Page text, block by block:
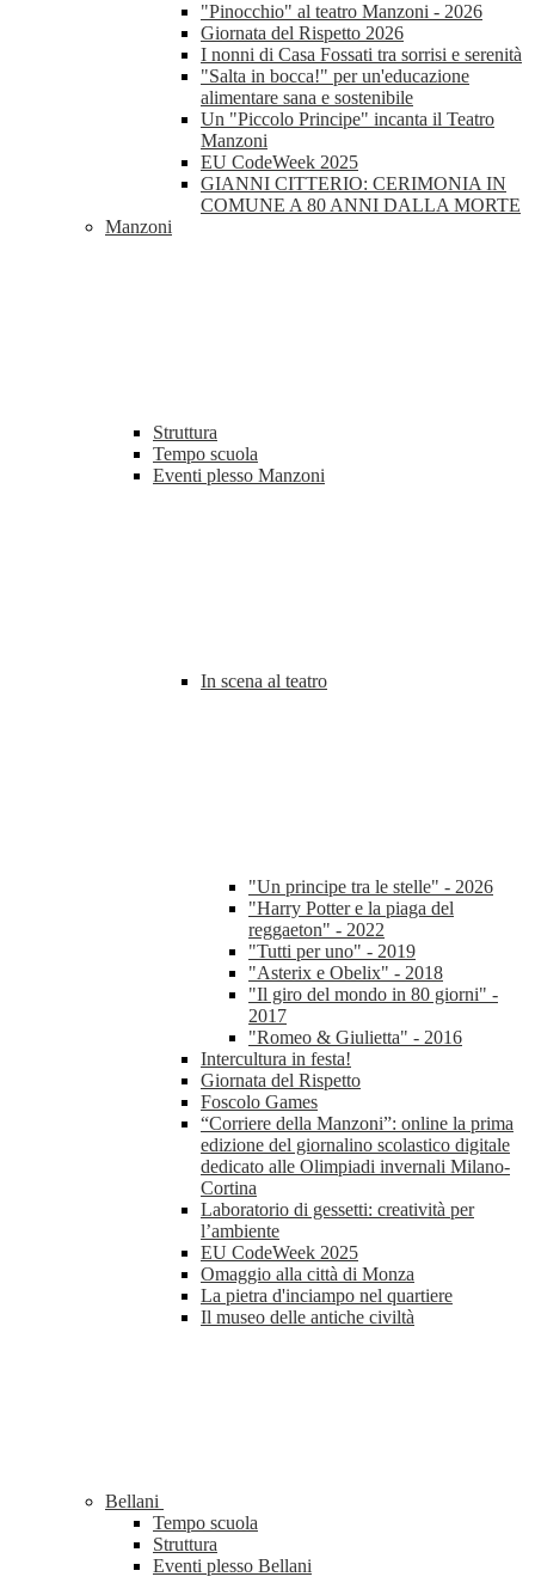
"Pinocchio" al teatro Manzoni - 2026
Giornata del Rispetto 2026
I nonni di Casa Fossati tra sorrisi e serenità
"Salta in bocca!" per un'educazione
alimentare sana e sostenibile
Un "Piccolo Principe" incanta il Teatro
Manzoni
EU CodeWeek 2025
GIANNI CITTERIO: CERIMONIA IN
COMUNE A 80 ANNI DALLA MORTE
Manzoni
Struttura
Tempo scuola
Eventi plesso Manzoni
In scena al teatro
"Un principe tra le stelle" - 2026
"Harry Potter e la piaga del
reggaeton" - 2022
"Tutti per uno" - 2019
"Asterix e Obelix" - 2018
"Il giro del mondo in 80 giorni" -
2017
"Romeo & Giulietta" - 2016
Intercultura in festa!
Giornata del Rispetto
Foscolo Games
“Corriere della Manzoni”: online la prima
edizione del giornalino scolastico digitale
dedicato alle Olimpiadi invernali Milano-
Cortina
Laboratorio di gessetti: creatività per
l’ambiente
EU CodeWeek 2025
Omaggio alla città di Monza
La pietra d'inciampo nel quartiere
Il museo delle antiche civiltà
Bellani
Tempo scuola
Struttura
Eventi plesso Bellani